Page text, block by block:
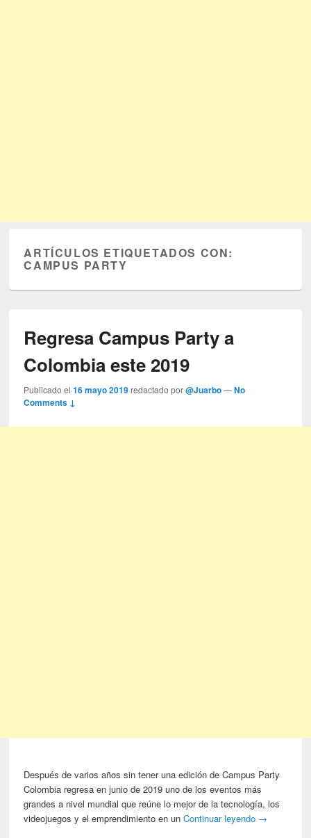
ARTÍCULOS ETIQUETADOS CON:
CAMPUS PARTY
Regresa Campus Party a
Colombia este 2019
Publicado el16 mayo 2019 redactado por@Juarbo —No
Comments ↓
Después de varios años sin tener una edición de Campus Party
Colombia regresa en junio de 2019 uno de los eventos más
grandes a nivel mundial que reúne lo mejor de la tecnología, los
videojuegos y el emprendimiento en unContinuar leyendo →